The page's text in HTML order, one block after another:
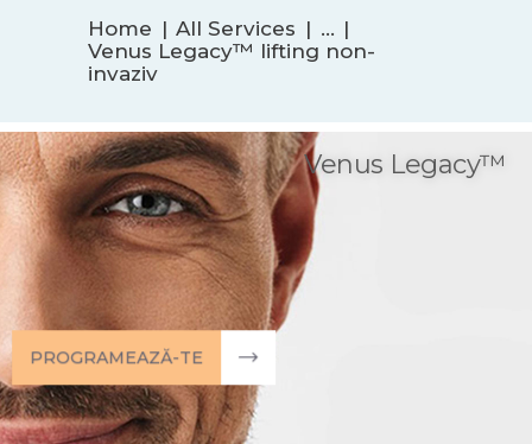
Home All Services
...
Venus Legacy™ lifting non-
invaziv
Venus Legacy™
PROGRAMEAZĂ-TE